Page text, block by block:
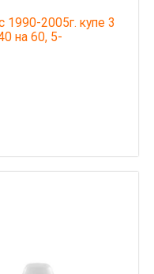
1990-2005г. купе 3
на 60, 5-